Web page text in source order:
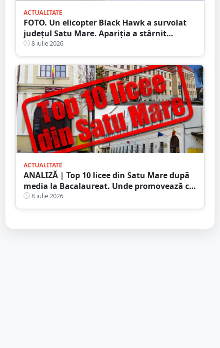
ACTUALITATE
FOTO. Un elicopter Black Hawk a survolat
județul Satu Mare. Apariția a stârnit
curiozitatea localnicilor
8 iulie 2026
ACTUALITATE
ANALIZĂ | Top 10 licee din Satu Mare după
media la Bacalaureat. Unde promovează cei
mai mulți elevi cu note mari
8 iulie 2026